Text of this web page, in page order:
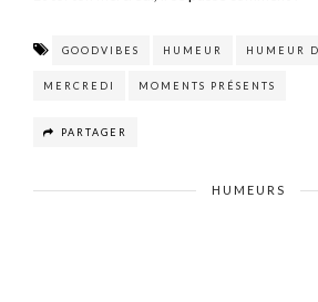
GOODVIBES HUMEUR HUMEUR
MERCREDI MOMENTS PRÉSENTS
PARTAGER
HUMEURS